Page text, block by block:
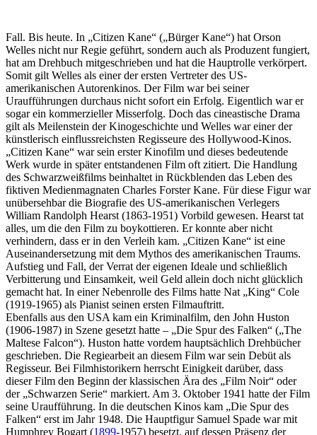
Fall. Bis heute. In „Citizen Kane“ („Bürger Kane“) hat Orson
Welles nicht nur Regie geführt, sondern auch als Produzent fungiert,
hat am Drehbuch mitgeschrieben und hat die Hauptrolle verkörpert.
Somit gilt Welles als einer der ersten Vertreter des US-
amerikanischen Autorenkinos. Der Film war bei seiner
Uraufführungen durchaus nicht sofort ein Erfolg. Eigentlich war er
sogar ein kommerzieller Misserfolg. Doch das cineastische Drama
gilt als Meilenstein der Kinogeschichte und Welles war einer der
künstlerisch einflussreichsten Regisseure des Hollywood-Kinos.
„Citizen Kane“ war sein erster Kinofilm und dieses bedeutende
Werk wurde in später entstandenen Film oft zitiert. Die Handlung
des Schwarzweißfilms beinhaltet in Rückblenden das Leben des
fiktiven Medienmagnaten Charles Forster Kane. Für diese Figur war
unübersehbar die Biografie des US-amerikanischen Verlegers
William Randolph Hearst (1863-1951) Vorbild gewesen. Hearst tat
alles, um die den Film zu boykottieren. Er konnte aber nicht
verhindern, dass er in den Verleih kam. „Citizen Kane“ ist eine
Auseinandersetzung mit dem Mythos des amerikanischen Traums.
Aufstieg und Fall, der Verrat der eigenen Ideale und schließlich
Verbitterung und Einsamkeit, weil Geld allein doch nicht glücklich
gemacht hat. In einer Nebenrolle des Films hatte Nat „King“ Cole
(1919-1965) als Pianist seinen ersten Filmauftritt.
Ebenfalls aus den USA kam ein Kriminalfilm, den John Huston
(1906-1987) in Szene gesetzt hatte – „Die Spur des Falken“ („The
Maltese Falcon“). Huston hatte vordem hauptsächlich Drehbücher
geschrieben. Die Regiearbeit an diesem Film war sein Debüt als
Regisseur. Bei Filmhistorikern herrscht Einigkeit darüber, dass
dieser Film den Beginn der klassischen Ära des „Film Noir“ oder
der „Schwarzen Serie“ markiert. Am 3. Oktober 1941 hatte der Film
seine Uraufführung. In die deutschen Kinos kam „Die Spur des
Falken“ erst im Jahr 1948. Die Hauptfigur Samuel Spade war mit
Humphrey Bogart (1899-1957) besetzt, auf dessen Präsenz der